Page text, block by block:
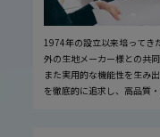
1974年の設立以来培ってき
外の生地メーカー様との共
また実用的な機能性を生み
を徹底的に追求し、高品質